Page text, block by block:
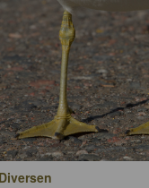
Diversen